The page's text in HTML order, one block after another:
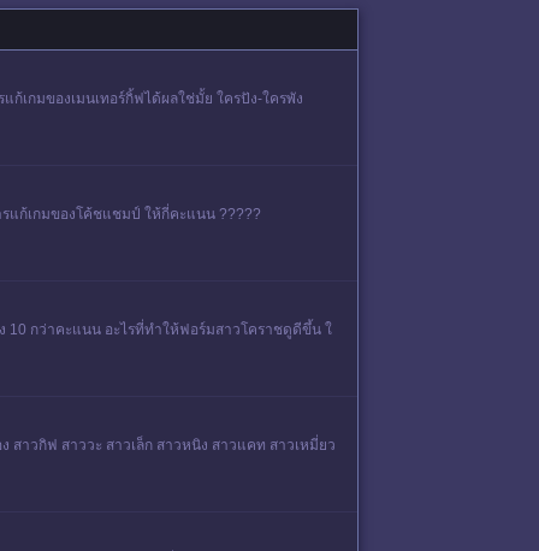
เกมของเมนเทอร์กิ้ฟได้ผลใช่มั้ย ใครปัง-ใครพัง
รแก้เกมของโค้ชแชมป์ ให้กี่คะแนน ?????
10 กว่าคะแนน อะไรที่ทำให้ฟอร์มสาวโคราชดูดีขึ้น ใ
สาวกิฟ สาววะ สาวเล็ก สาวหนิง สาวแคท สาวเหมี่ยว